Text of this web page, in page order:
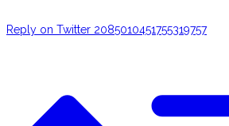
Reply on Twitter 2085010451755319757